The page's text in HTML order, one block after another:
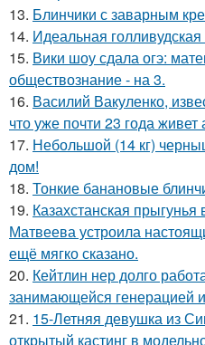
13. Блинчики с заварным
14. Идеальная
15. Вики шоу сдала огэ:
обществознание - на 3.
16. Василий Вакуленко,
что уже почти 23 года
17. Небольшой (14 кг)
дом!
18. Тонкие банановые
19. Казахстанская
Матвеева устроила
ещё мягко сказано.
20. Кейтлин нер долго
занимающейся
21. 15-Летняя девушка из
открытый кастинг в